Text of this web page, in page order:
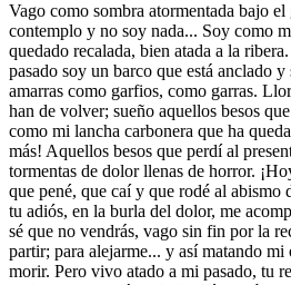
Vago como sombra atormentada bajo
contemplo y no soy nada... Soy como
quedado recalada, bien atada a la
pasado soy un barco que está anclado
amarras como garfios, como garras.
han de volver; sueño aquellos besos
como mi lancha carbonera que ha
más! Aquellos besos que perdí al
tormentas de dolor llenas de horror.
que pené, que caí y que rodé al abismo
tu adiós, en la burla del dolor, me
sé que no vendrás, vago sin fin por la
partir; para alejarme... y así matando
morir. Pero vivo atado a mi pasado, tu